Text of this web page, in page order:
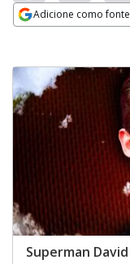
Adicione como
Superman